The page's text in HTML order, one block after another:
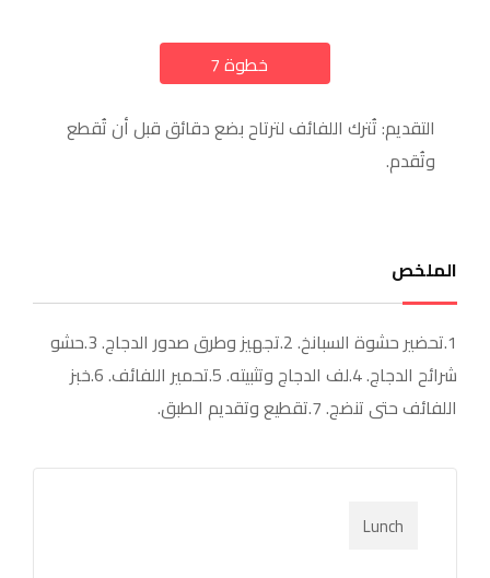
خطوة 7
التقديم: تُترك اللفائف لترتاح بضع دقائق قبل أن تُقطع
وتُقدم.
الملخص
1.تحضير حشوة السبانخ. 2.تجهيز وطرق صدور الدجاج. 3.حشو
شرائح الدجاج. 4.لف الدجاج وتثبيته. 5.تحمير اللفائف. 6.خبز
اللفائف حتى تنضج. 7.تقطيع وتقديم الطبق.
Lunch